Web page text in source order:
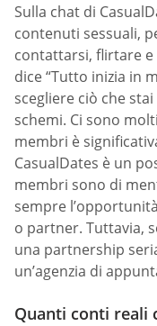
Sulla chat di
contenuti sessuali,
contattarsi, flirtare e
dice “Tutto inizia in
scegliere ciò che
schemi. Ci sono
membri è
СasualDates è un
membri sono di
sempre
o partner. Tuttavia,
una partnership
un’agenzia di
Quanti conti reali